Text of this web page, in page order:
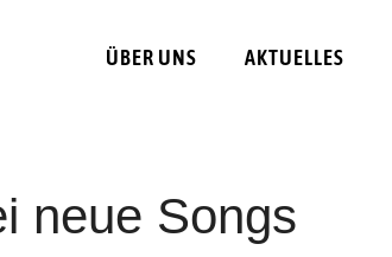
ÜBER UNS AKTUELLES
neue Songs